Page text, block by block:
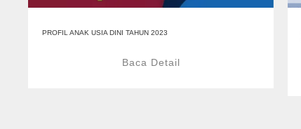
PROFIL ANAK USIA DINI TAHUN 2023
Baca Detail